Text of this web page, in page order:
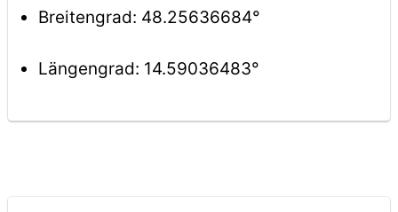
Breitengrad: 48.25636684°
Längengrad: 14.59036483°